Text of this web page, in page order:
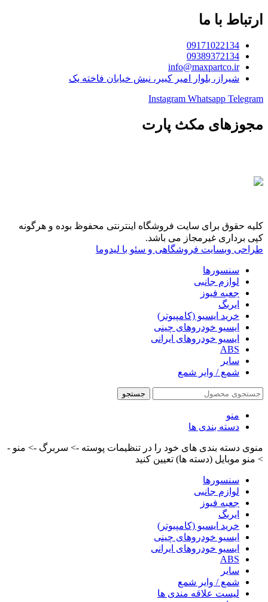
ارتباط با ما
09171022134
09389372134
info@maxpartco.ir
شیراز، بلوار امیر کبیر، نبش خیابان فاخته یک
Instagram Whatsapp Telegram
مجوزهای مکث پارت
کلیه حقوق برای سایت فروشگاه اینترنتی محفوظ بوده و هرگونه
کپی برداری غیرمجاز می باشد.
طراحی وبسایت فروشگاهی و سئو با لیدوما
سنسورها
لوازم جانبی
جعبه فیوز
ایربگ
خرید ایسیو (کامپیوتر)
ایسیو خودروهای چینی
ایسیو خودروهای ایرانی
ABS
سایر
شمع / وایر شمع
جستجو
منو
دسته بندی ها
منوی دسته بندی های خود را در تنظیمات پوسته -> سربرگ -> منو -
> منو موبایل (دسته ها) تعیین کنید
سنسورها
لوازم جانبی
جعبه فیوز
ایربگ
خرید ایسیو (کامپیوتر)
ایسیو خودروهای چینی
ایسیو خودروهای ایرانی
ABS
سایر
شمع / وایر شمع
لیست علاقه مندی ها